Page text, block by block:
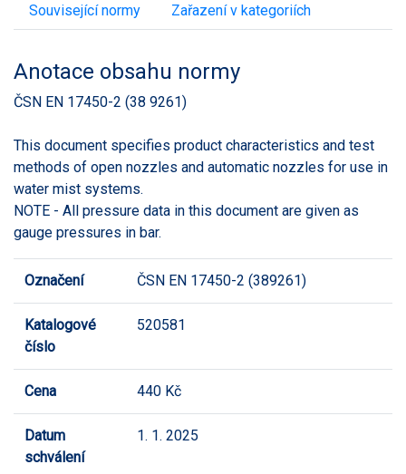
Související normy Zařazení v kategoriích
Anotace obsahu normy
ČSN EN 17450-2 (38 9261)
This document specifies product characteristics and test
methods of open nozzles and automatic nozzles for use in
water mist systems.
NOTE - All pressure data in this document are given as
gauge pressures in bar.
Označení ČSN EN 17450-2 (389261)
Katalogové
číslo
520581
Cena 440 Kč
Datum
schválení
1. 1. 2025